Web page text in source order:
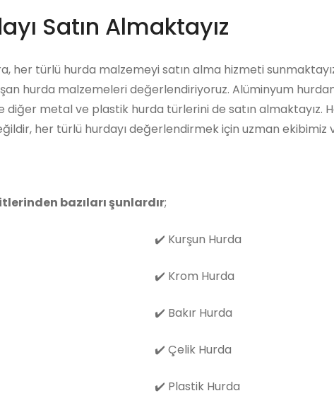
Satın Almaktayız
her türlü hurda malzemeyi satın alma hizmeti
hurda malzemeleri değerlendiriyoruz. Alüminyum
diğer metal ve plastik hurda türlerini de satın almaktayız.
her türlü hurdayı değerlendirmek için uzman ekibimiz
bazıları şunlardır;
✔️ Kurşun Hurda
✔️ Krom Hurda
✔️ Bakır Hurda
✔️ Çelik Hurda
✔️ Plastik Hurda